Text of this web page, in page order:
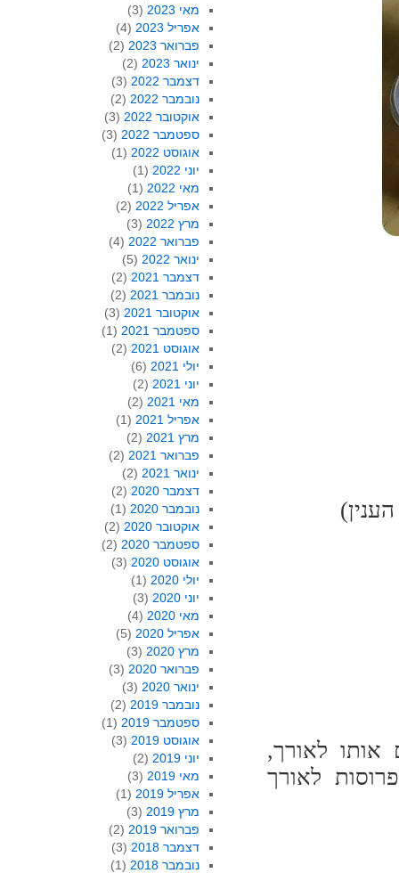
אותו לאורך,
לאורך
מאי 2023
(3)
אפריל 2023
(4)
פברואר 2023
(2)
ינואר 2023
(2)
דצמבר 2022
(3)
נובמבר 2022
(2)
אוקטובר 2022
(3)
ספטמבר 2022
(3)
אוגוסט 2022
(1)
יוני 2022
(1)
מאי 2022
(1)
אפריל 2022
(2)
מרץ 2022
(3)
פברואר 2022
(4)
ינואר 2022
(5)
דצמבר 2021
(2)
נובמבר 2021
(2)
אוקטובר 2021
(3)
ספטמבר 2021
(1)
אוגוסט 2021
(2)
יולי 2021
(6)
יוני 2021
(2)
מאי 2021
(2)
אפריל 2021
(1)
מרץ 2021
(2)
פברואר 2021
(2)
ינואר 2021
(2)
דצמבר 2020
(2)
נובמבר 2020
(1)
אוקטובר 2020
(2)
ספטמבר 2020
(2)
אוגוסט 2020
(3)
יולי 2020
(1)
יוני 2020
(3)
מאי 2020
(4)
אפריל 2020
(5)
מרץ 2020
(3)
פברואר 2020
(3)
ינואר 2020
(3)
נובמבר 2019
(2)
ספטמבר 2019
(1)
אוגוסט 2019
(3)
יוני 2019
(2)
מאי 2019
(3)
אפריל 2019
(1)
מרץ 2019
(3)
פברואר 2019
(2)
דצמבר 2018
(3)
נובמבר 2018
(1)